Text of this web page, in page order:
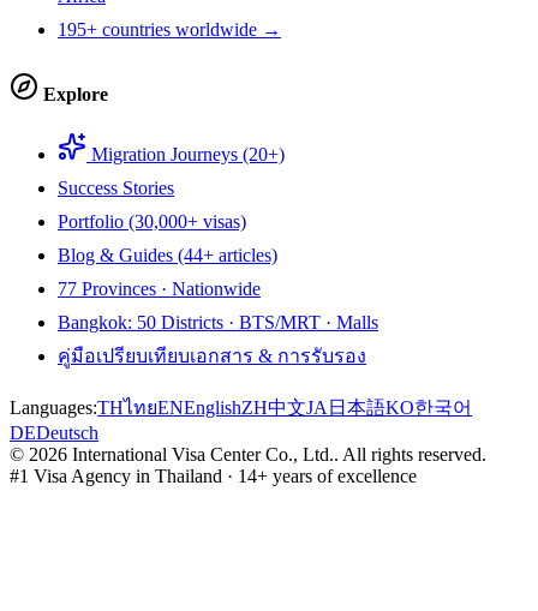
195+ countries worldwide →
Explore
Migration Journeys (20+)
Success Stories
Portfolio (30,000+ visas)
Blog & Guides (44+ articles)
77 Provinces · Nationwide
Bangkok: 50 Districts · BTS/MRT · Malls
คู่มือเปรียบเทียบเอกสาร & การรับรอง
Languages:THไทยENEnglishZH中文JA 日本語KO한국어
DEDeutsch
© 2026 International Visa Center Co., Ltd.. All rights reserved.
#1 Visa Agency in Thailand · 14+ years of excellence